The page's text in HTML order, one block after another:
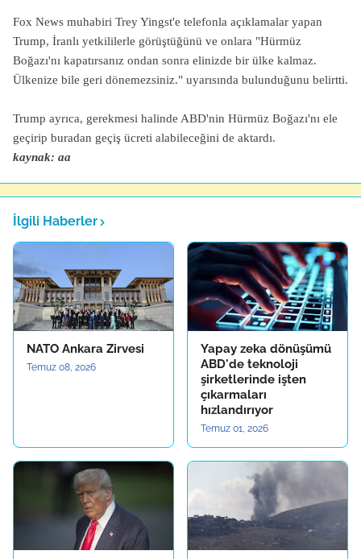
Fox News muhabiri Trey Yingst'e telefonla açıklamalar yapan
Trump, İranlı yetkililerle görüştüğünü ve onlara "Hürmüz
Boğazı'nı kapatırsanız ondan sonra elinizde bir ülke kalmaz.
Ülkenize bile geri dönemezsiniz." uyarısında bulunduğunu belirtti.
Trump ayrıca, gerekmesi halinde ABD'nin Hürmüz Boğazı'nı ele
geçirip buradan geçiş ücreti alabileceğini de aktardı.
kaynak: aa
İlgili Haberler
NATO Ankara Zirvesi
Temuz 08, 2026
Yapay zeka dönüşümü
ABD'de teknoloji
şirketlerinde işten
çıkarmaları
hızlandırıyor
Temuz 01, 2026